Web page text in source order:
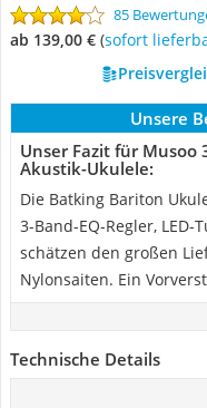
85
ab 139,00 € ( Sofort
Unsere
Unser Fazit für Musoo
Akustik-Ukulele:
Die Batking Bariton
3-Band-EQ-Regler,
schätzen den großen
Nylonsaiten. Ein
Technische Details